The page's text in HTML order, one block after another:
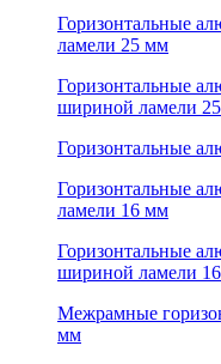
Горизонтальные
ламели 25 мм
Горизонтальные
шириной ламели
Горизонтальные
Горизонтальные
ламели 16 мм
Горизонтальные
шириной ламели
Межрамные
мм